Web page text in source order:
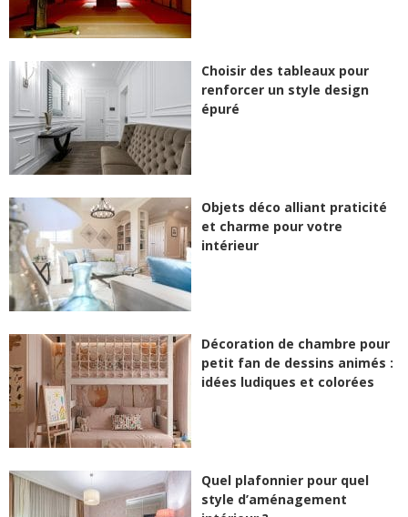
Choisir des tableaux pour
renforcer un style design
épuré
Objets déco alliant praticité
et charme pour votre
intérieur
Décoration de chambre pour
petit fan de dessins animés :
idées ludiques et colorées
Quel plafonnier pour quel
style d’aménagement